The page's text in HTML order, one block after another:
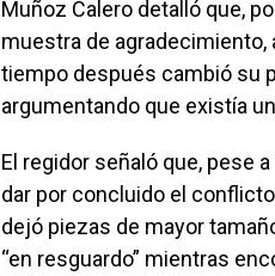
Muñoz Calero detalló que,
muestra de agradecimiento,
tiempo después cambió su
argumentando que existía
El regidor señaló que, pese
dar por concluido el
dejó piezas de mayor
“en resguardo” mientras